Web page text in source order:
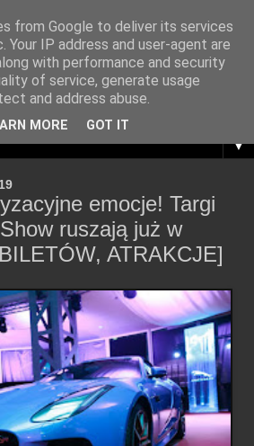
▼
emocje! Targi
ruszają już w
ATRAKCJE]
from Google to deliver its services
Your IP address and user-agent are
with performance and security
of service, generate usage
and address abuse.
MORE GOT IT